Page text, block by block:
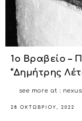
1ο Βραβείο –
“Δημήτρης
see more at :
28 ΟΚΤΩΒΡΊΟΥ, 2022